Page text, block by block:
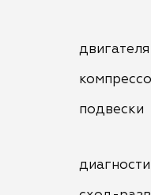
двигателя
подвески